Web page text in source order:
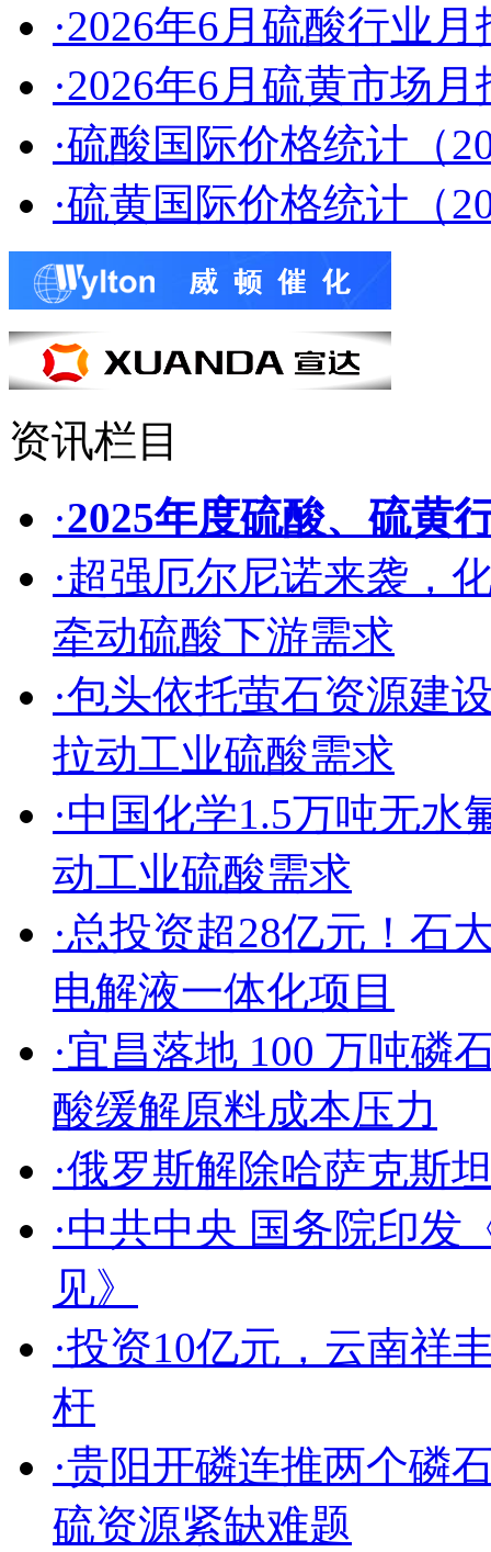
·2026年6月硫酸行业月
·2026年6月硫黄市场月
·硫酸国际价格统计（
·硫黄国际价格统计（
资讯栏目
·2025年度硫酸、硫黄
·超强厄尔尼诺来袭，
牵动硫酸下游需求
·包头依托萤石资源建
拉动工业硫酸需求
·中国化学1.5万吨无
动工业硫酸需求
·总投资超28亿元！石
电解液一体化项目
·宜昌落地 100 万吨磷
酸缓解原料成本压力
·俄罗斯解除哈萨克斯
·中共中央 国务院印发
见》
·投资10亿元，云南祥
杆
·贵阳开磷连推两个磷
硫资源紧缺难题